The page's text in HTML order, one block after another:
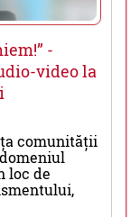
-
video la
comunității
loc de